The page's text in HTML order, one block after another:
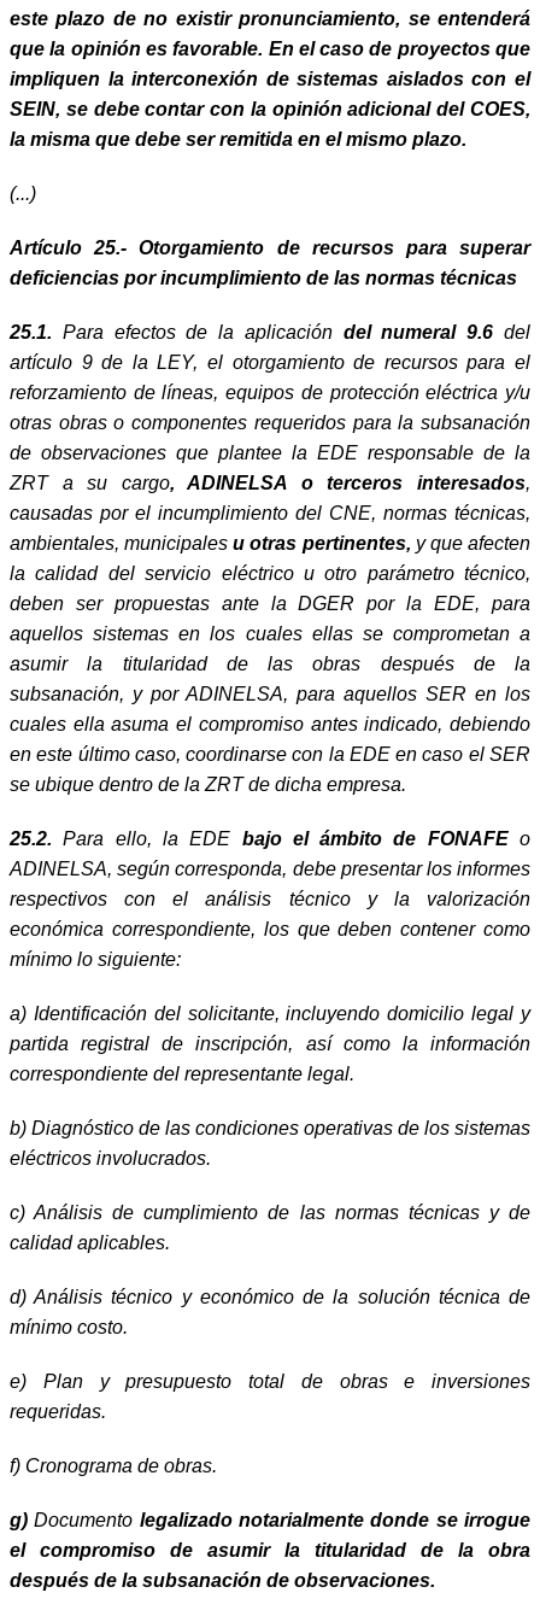
este plazo de no existir pronunciamiento, se entenderá
que la opinión es favorable. En el caso de proyectos que
impliquen la interconexión de sistemas aislados con el
SEIN, se debe contar con la opinión adicional del COES,
la misma que debe ser remitida en el mismo plazo.
(...)
Artículo 25.- Otorgamiento de recursos para superar
deficiencias por incumplimiento de las normas técnicas
25.1. Para efectos de la aplicación del numeral 9.6 del
artículo 9 de la LEY, el otorgamiento de recursos para el
reforzamiento de líneas, equipos de protección eléctrica y/u
otras obras o componentes requeridos para la subsanación
de observaciones que plantee la EDE responsable de la
ZRT a su cargo, ADINELSA o terceros interesados,
causadas por el incumplimiento del CNE, normas técnicas,
ambientales, municipalesu otras pertinentes, y que afecten
la calidad del servicio eléctrico u otro parámetro técnico,
deben ser propuestas ante la DGER por la EDE, para
aquellos sistemas en los cuales ellas se comprometan a
asumir la titularidad de las obras después de la
subsanación, y por ADINELSA, para aquellos SER en los
cuales ella asuma el compromiso antes indicado, debiendo
en este último caso, coordinarse con la EDE en caso el SER
se ubique dentro de la ZRT de dicha empresa.
25.2. Para ello, la EDE bajo el ámbito de FONAFEo
ADINELSA, según corresponda, debe presentar los informes
respectivos con el análisis técnico y la valorización
económica correspondiente, los que deben contener como
mínimo lo siguiente:
a) Identificación del solicitante, incluyendo domicilio legal y
partida registral de inscripción, así como la información
correspondiente del representante legal.
b) Diagnóstico de las condiciones operativas de los sistemas
eléctricos involucrados.
c)Análisis de cumplimiento de las normas técnicas y de
calidad aplicables.
d)Análisis técnico y económico de la solución técnica de
mínimo costo.
e) Plan y presupuesto total de obras e inversiones
requeridas.
f) Cronograma de obras.
g)Documento legalizado notarialmente donde se irrogue
el compromiso de asumir la titularidad de la obra
después de la subsanación de observaciones.